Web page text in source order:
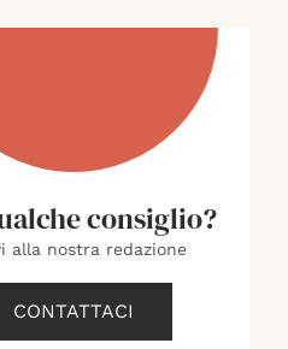
consiglio?
alla nostra redazione
CONTATTACI